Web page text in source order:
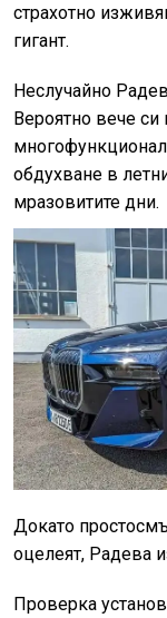
страхотно
гигант.
Неслучайно
Вероятно вече си
обдухване в
мразовитите дни.
Докато
оцелеят, Радева
Проверка